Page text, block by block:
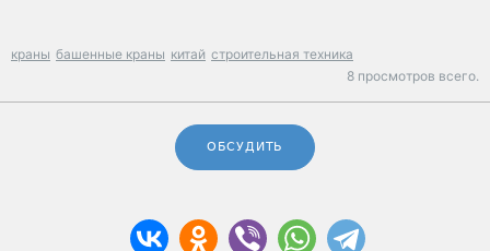
краны башенные краны китай строительная техника
8 просмотров всего.
ОБСУДИТЬ